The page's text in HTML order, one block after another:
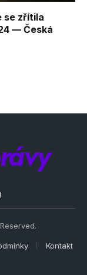
se zřítila
— Česká
Kontakt